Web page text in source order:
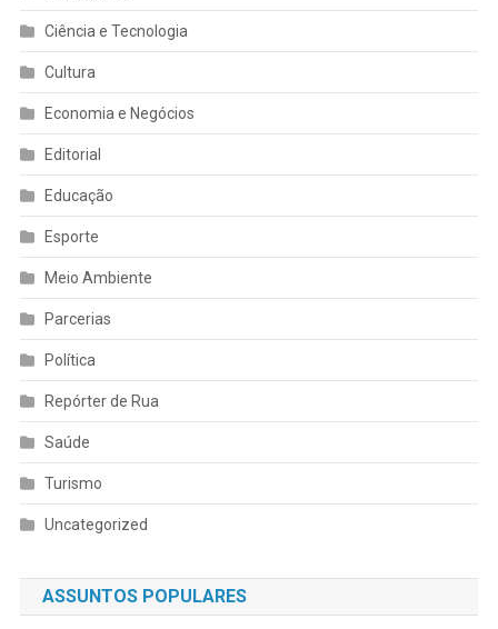
Ciência e Tecnologia
Cultura
Economia e Negócios
Editorial
Educação
Esporte
Meio Ambiente
Parcerias
Política
Repórter de Rua
Saúde
Turismo
Uncategorized
ASSUNTOS POPULARES